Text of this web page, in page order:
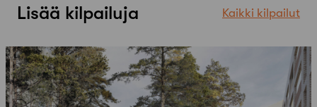
Lisää kilpailuja Kaikki kilpailut